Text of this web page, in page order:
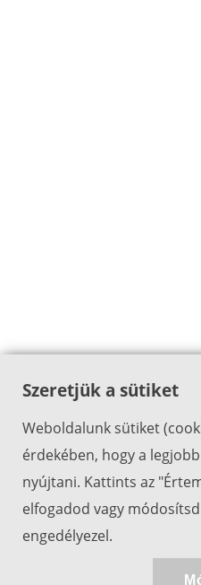
Szeretjük a sütiket
Weboldalunk sütiket
érdekében, hogy a
nyújtani. Kattints az
elfogadod vagy
engedélyezel.